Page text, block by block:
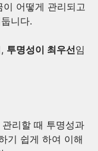
이 어떻게 관리되고
니다.
투명성이 최우선임
리할 때 투명성과
기 쉽게 하여 이해